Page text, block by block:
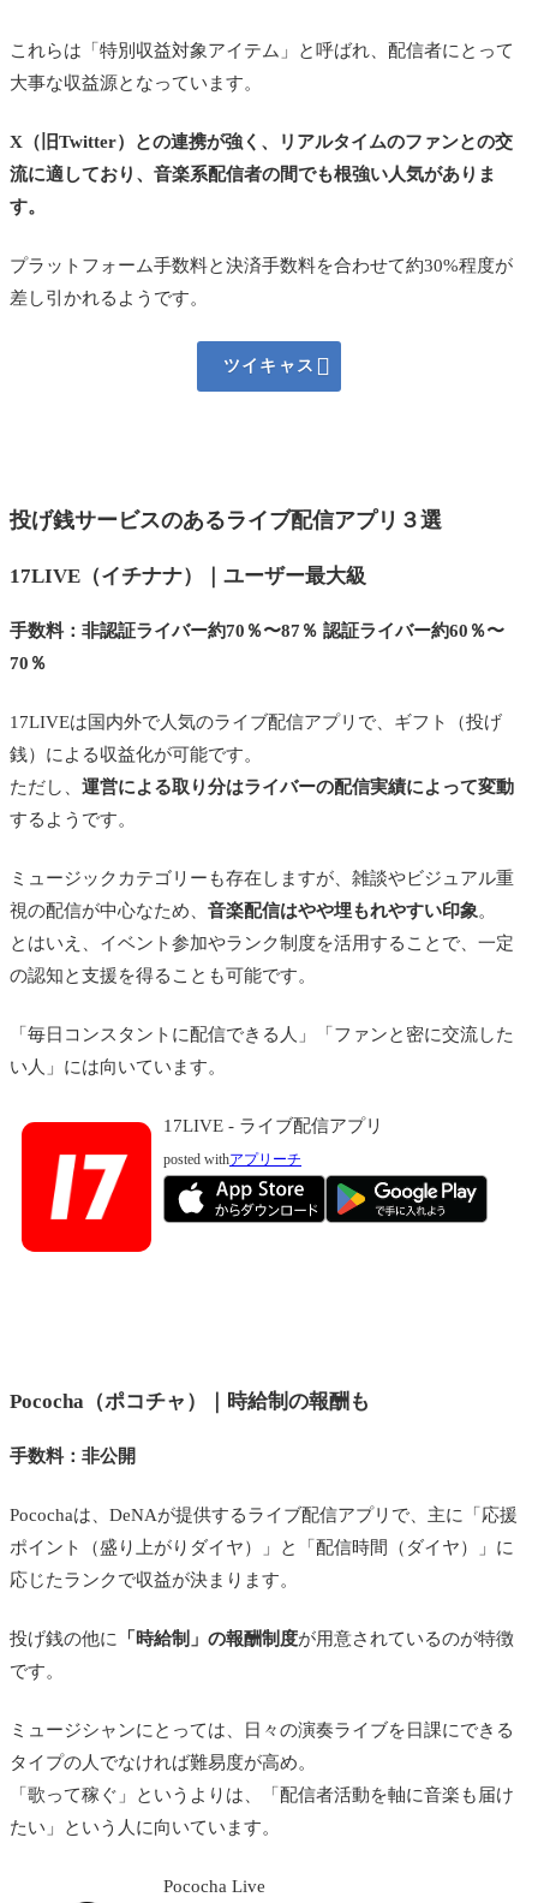
これらは「特別収益対象アイテム」と呼ばれ、配信者にとって
大事な収益源となっています。
X（旧Twitter）との連携が強く、リアルタイムのファンとの交
流に適しており、音楽系配信者の間でも根強い人気がありま
す。
プラットフォーム手数料と決済手数料を合わせて約30%程度が
差し引かれるようです。
ツイキャス 
投げ銭サービスのあるライブ配信アプリ３選
17LIVE（イチナナ）｜ユーザー最大級
手数料：非認証ライバー約70％〜87％ 認証ライバー約60％〜
70％
17LIVEは国内外で人気のライブ配信アプリで、ギフト（投げ
銭）による収益化が可能です。
ただし、 運営による取り分はライバーの配信実績によって変動
するようです。
ミュージックカテゴリーも存在しますが、雑談やビジュアル重
視の配信が中心なため、 音楽配信はやや埋もれやすい印象。
とはいえ、イベント参加やランク制度を活用することで、一定
の認知と支援を得ることも可能です。
「毎日コンスタントに配信できる人」「ファンと密に交流した
い人」には向いています。
17LIVE - ライブ配信アプリ
posted withアプリーチ
Pococha（ポコチャ）｜時給制の報酬も
手数料：非公開
Pocochaは、DeNAが提供するライブ配信アプリで、主に「応援
ポイント（盛り上がりダイヤ）」と「配信時間（ダイヤ）」に
応じたランクで収益が決まります。
投げ銭の他に 「時給制」の報酬制度が用意されているのが特徴
です。
ミュージシャンにとっては、日々の演奏ライブを日課にできる
タイプの人でなければ難易度が高め。
「歌って稼ぐ」というよりは、「配信者活動を軸に音楽も届け
たい」という人に向いています。
Pococha Live